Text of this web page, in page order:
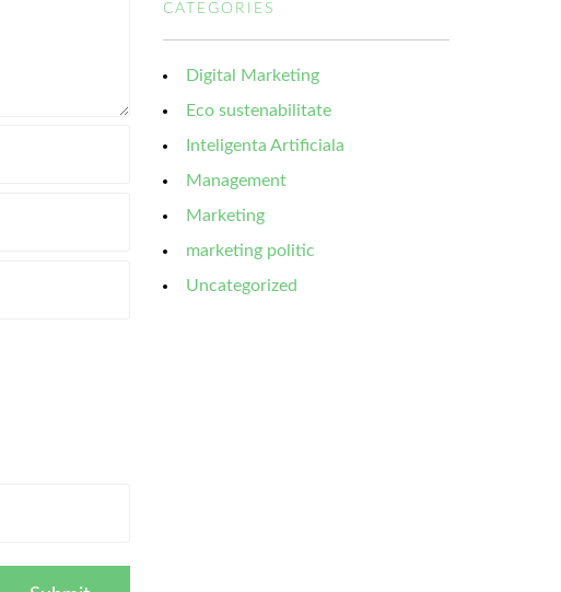
CATEGORIES
Digital Marketing
Eco sustenabilitate
Inteligenta Artificiala
Management
Marketing
marketing politic
Uncategorized